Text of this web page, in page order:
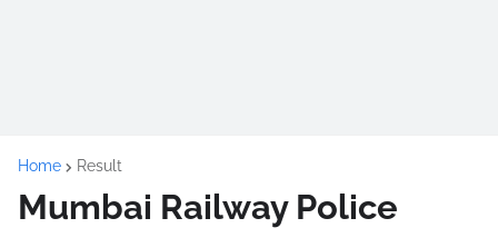
Home Result
Mumbai Railway Police